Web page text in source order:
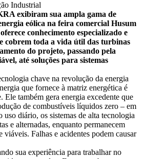
Industrial
exibiram sua ampla gama de
eólica na feira comercial Husum
conhecimento especializado e
cobrem toda a vida útil das turbinas
do projeto, passando pela
até soluções para sistemas
chave na revolução da energia
que fornece à matriz energética é
Ele também gera energia excedente que
de combustíveis líquidos zero – em
diário, os sistemas de alta tecnologia
e alternadas, enquanto permanecem
viáveis. Falhas e acidentes podem causar
sua experiência para trabalhar no